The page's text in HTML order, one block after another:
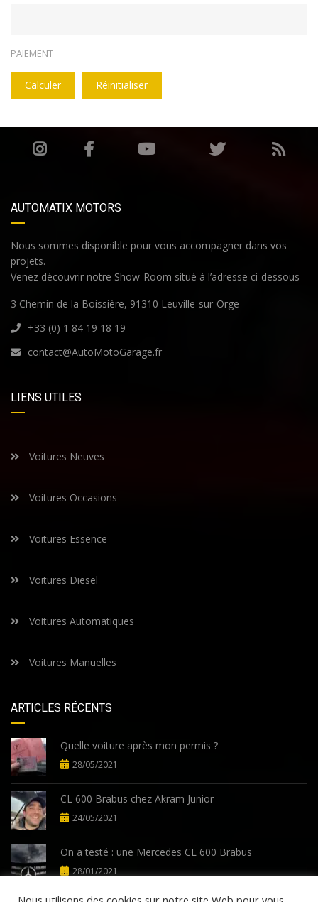
PAIEMENT
Calculer Réinitialiser
AUTOMATIX MOTORS
Nous sommes disponible pour vous accompagner dans vos
projets.
Venez découvrir notre Show-Room situé à l’adresse ci-dessous
3 Chemin de la Boissière, 91310 Leuville-sur-Orge
+33 (0) 1 84 19 18 19
contact@AutoMotoGarage.fr
LIENS UTILES
Voitures Neuves
Voitures Occasions
Voitures Essence
Voitures Diesel
Voitures Automatiques
Voitures Manuelles
ARTICLES RÉCENTS
Quelle voiture après mon permis ?
28/05/2021
CL 600 Brabus chez Akram Junior
24/05/2021
On a testé : une Mercedes CL 600 Brabus
28/01/2021